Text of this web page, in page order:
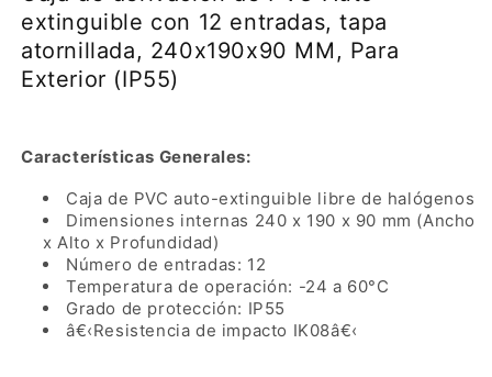
con
12
entradas,
tapa
MM,
Para
Exterior
(IP55)
con
12
entradas,
tapa
MM,
Para
Exterior
(IP55)
extinguible con 12 entradas, tapa
atornillada, 240x190x90 MM, Para
Exterior (IP55)
Características Generales:
Caja de PVC auto-extinguible libre de halógenos
Dimensiones internas 240 x 190 x 90 mm (Ancho
x Alto x Profundidad)
Número de entradas: 12
Temperatura de operación: -24 a 60°C
Grado de protección: IP55
â€‹Resistencia de impacto IK08â€‹